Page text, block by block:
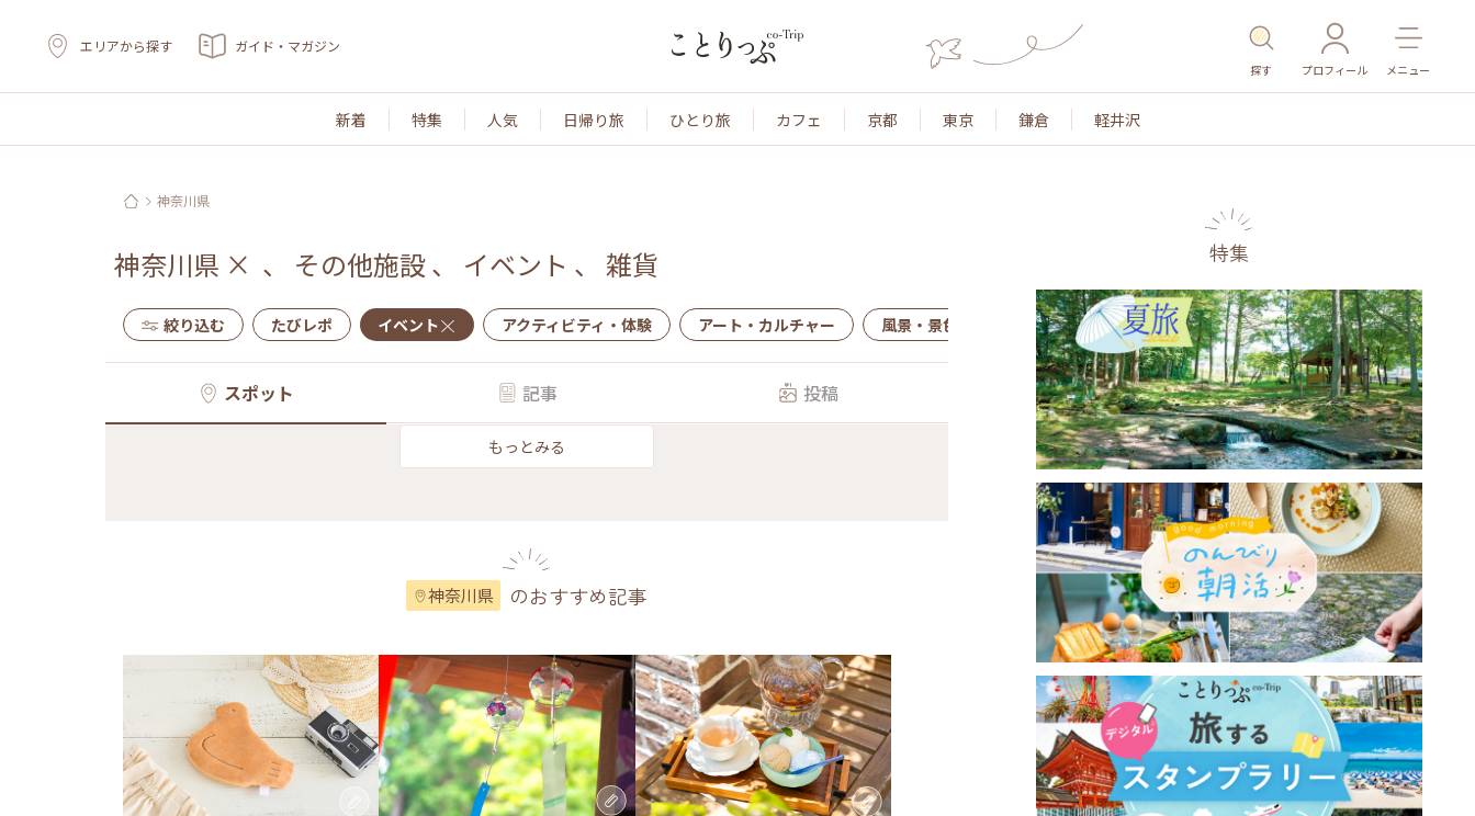
エリアから探す ガイド・マガジン
探す プロフィール メニュー
新着 特集 人気 日帰り旅 ひとり旅 カフェ 京都 東京 鎌倉 軽井沢
神奈川県
神奈川県 × 、 その他施設、 イベント 、 雑貨
絞り込む たびレポ イベント アクティビティ・体験 アート・カルチャー 風景・景色 名所・旧跡 温泉・スパ その他施設 ごはん
スポット 記事 投稿
もっとみる
神奈川県 のおすすめ記事
特集